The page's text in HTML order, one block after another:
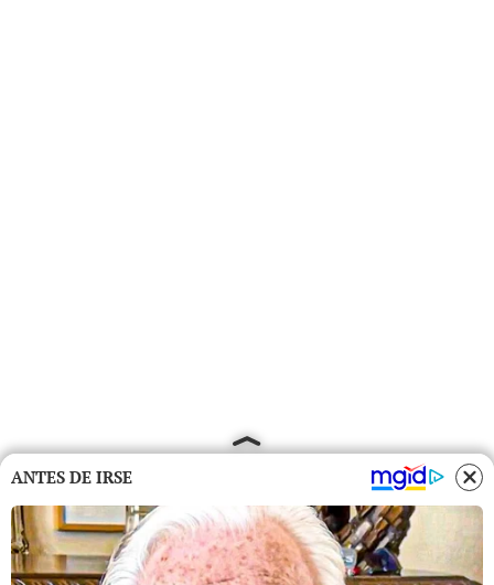
ANTES DE IRSE